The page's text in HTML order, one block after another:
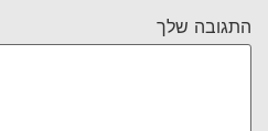
התגובה שלך